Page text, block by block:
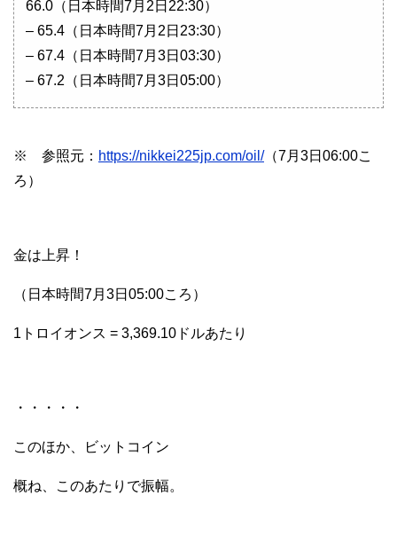
66.0（日本時間7月2日22:30）
– 65.4（日本時間7月2日23:30）
– 67.4（日本時間7月3日03:30）
– 67.2（日本時間7月3日05:00）
※ 参照元： https://nikkei225jp.com/oil/（7月3日06:00こ
ろ）
金は上昇！
（日本時間7月3日05:00ころ）
1トロイオンス = 3,369.10ドルあたり
・・・・・
このほか、ビットコイン
概ね、このあたりで振幅。